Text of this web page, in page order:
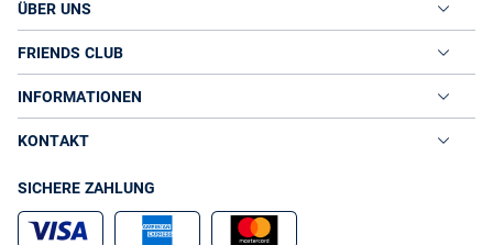
ÜBER UNS
FRIENDS CLUB
INFORMATIONEN
KONTAKT
SICHERE ZAHLUNG